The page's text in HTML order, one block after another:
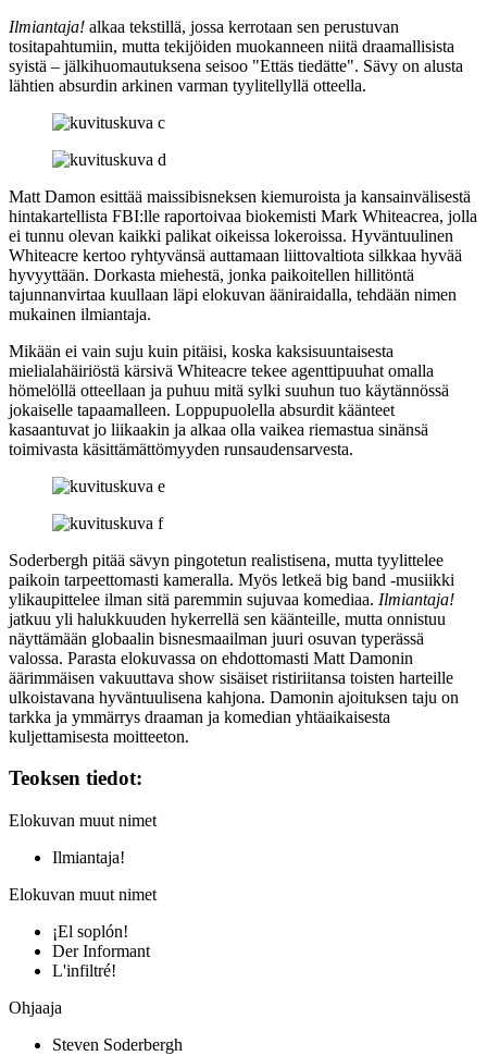
Ilmiantaja! alkaa tekstillä, jossa kerrotaan sen perustuvan
tositapahtumiin, mutta tekijöiden muokanneen niitä draamallisista
syistä – jälkihuomautuksena seisoo "Ettäs tiedätte". Sävy on alusta
lähtien absurdin arkinen varman tyylitellyllä otteella.
Matt Damon esittää maissibisneksen kiemuroista ja kansainvälisestä
hintakartellista FBI:lle raportoivaa biokemisti Mark Whiteacrea, jolla
ei tunnu olevan kaikki palikat oikeissa lokeroissa. Hyväntuulinen
Whiteacre kertoo ryhtyvänsä auttamaan liittovaltiota silkkaa hyvää
hyvyyttään. Dorkasta miehestä, jonka paikoitellen hillitöntä
tajunnanvirtaa kuullaan läpi elokuvan ääniraidalla, tehdään nimen
mukainen ilmiantaja.
Mikään ei vain suju kuin pitäisi, koska kaksisuuntaisesta
mielialahäiriöstä kärsivä Whiteacre tekee agenttipuuhat omalla
hömelöllä otteellaan ja puhuu mitä sylki suuhun tuo käytännössä
jokaiselle tapaamalleen. Loppupuolella absurdit käänteet
kasaantuvat jo liikaakin ja alkaa olla vaikea riemastua sinänsä
toimivasta käsittämättömyyden runsaudensarvesta.
Soderbergh pitää sävyn pingotetun realistisena, mutta tyylittelee
paikoin tarpeettomasti kameralla. Myös letkeä big band ‑musiikki
ylikaupittelee ilman sitä paremmin sujuvaa komediaa. Ilmiantaja!
jatkuu yli halukkuuden hykerrellä sen käänteille, mutta onnistuu
näyttämään globaalin bisnesmaailman juuri osuvan typerässä
valossa. Parasta elokuvassa on ehdottomasti Matt Damonin
äärimmäisen vakuuttava show sisäiset ristiriitansa toisten harteille
ulkoistavana hyväntuulisena kahjona. Damonin ajoituksen taju on
tarkka ja ymmärrys draaman ja komedian yhtäaikaisesta
kuljettamisesta moitteeton.
Teoksen tiedot:
Elokuvan muut nimet
Ilmiantaja!
Elokuvan muut nimet
¡El soplón!
Der Informant
L'infiltré!
Ohjaaja
Steven Soderbergh